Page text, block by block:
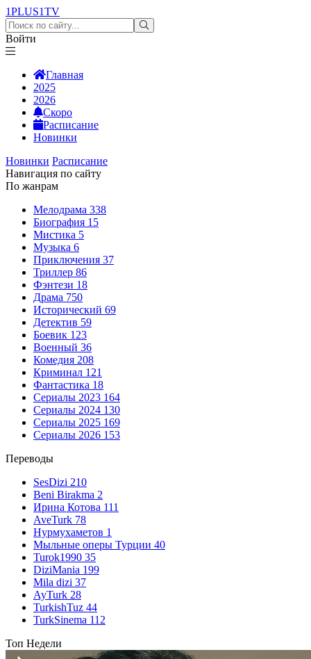
1PLUS1TV
Войти
Главная
2025
2026
Скоро
Расписание
Новинки
Новинки Расписание
Навигация по сайту
По жанрам
Мелодрама 338
Биография 15
Мистика 5
Музыка 6
Приключения 37
Триллер 86
Фэнтези 18
Драма 750
Исторический 69
Детектив 59
Боевик 123
Военный 36
Комедия 208
Криминал 121
Фантастика 18
Сериалы 2023 164
Сериалы 2024 130
Сериалы 2025 169
Сериалы 2026 153
Переводы
SesDizi 210
Beni Birakma 2
Ирина Котова 111
AveTurk 78
Нурмухаметов 1
Мыльные оперы Турции 40
Turok1990 35
DiziMania 199
Mila dizi 37
AyTurk 28
TurkishTuz 44
TurkSinema 112
Топ Недели